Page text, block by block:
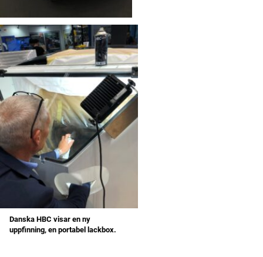
Danska HBC visar en ny
uppfinning, en portabel lackbox.